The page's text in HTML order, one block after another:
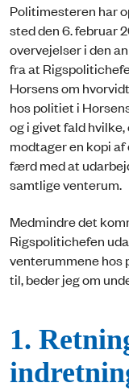
Politimesteren har
sted den 6. februar
overvejelser i den
fra at
Horsens om
hos politiet i
og i givet fald
modtager en kopi
færd med at
samtlige venterum.
Medmindre det
Rigspolitichefen
venterummene hos
til, beder jeg om
1.